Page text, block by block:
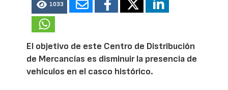
1033
El objetivo de este Centro de Distribución
de Mercancías es disminuir la presencia de
vehículos en el casco histórico.